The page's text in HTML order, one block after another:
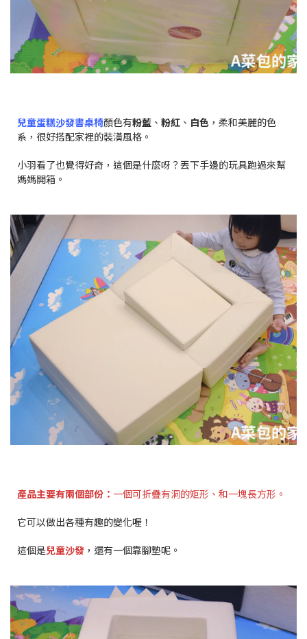
兒童蛋糕沙發書桌椅顏色有粉藍 、 粉紅 、 白色 ，柔和美麗的色
系，很好搭配家裡的裝潢風格。
小羽看了也覺得好奇，這個是什麼呀？丟下手邊的玩具跑過來幫
媽媽開箱。
產品主要有兩個部份： 一個可折疊有洞的矩形、和一塊長方形。
它可以做出各種有趣的變化喔！
這個是兒童沙發 ，還有一個靠腳墊呢。